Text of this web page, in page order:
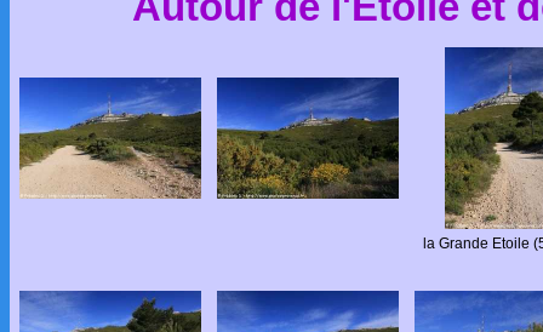
la Grande Etoile